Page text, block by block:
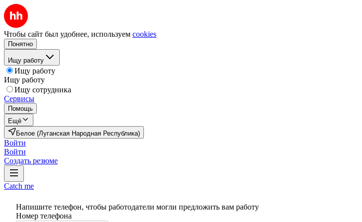
Чтобы сайт был удобнее, используем cookies
Понятно
Ищу работу
Ищу работу
Ищу работу
Ищу сотрудника
Сервисы
Помощь
Ещё
Белое (Луганская Народная Республика)
Войти
Войти
Создать резюме
Catch me
Напишите телефон, чтобы работодатели могли предложить вам работу
Номер телефона